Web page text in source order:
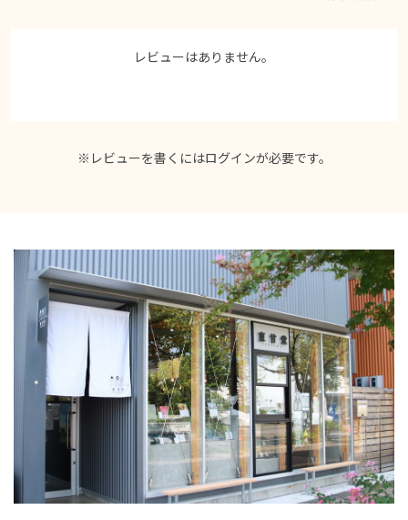
レビューはありません。
※レビューを書くにはログインが必要です。